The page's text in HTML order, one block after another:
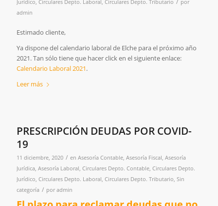
Jurídico Circulares Depto. Laboral Circulares Depto. Tributario
por
admin
Estimado cliente,
Ya dispone del calendario laboral de Elche para el próximo año
2021. Tan sólo tiene que hacer click en el siguiente enlace:
Calendario Laboral 2021.
Leer más
PRESCRIPCIÓN DEUDAS POR COVID-
19
11 diciembre, 2020 / en Asesoría Contable, Asesoría Fiscal, Asesoría
Jurídica, Asesoría Laboral, Circulares Depto. Contable, Circulares Depto.
Jurídico, Circulares Depto. Laboral, Circulares Depto. Tributario, Sin
categoría / poradmin